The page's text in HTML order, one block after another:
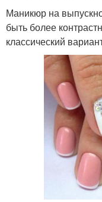
Маникюр на
быть более
классический